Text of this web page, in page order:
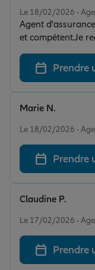
Retraite
Tous nos devis
Le 18/02/2026 -
Agent
et compétent.Je
Prendre
Le 18/02/2026 -
Marie N.
Prendre
Le 17/02/2026 -
Claudine P.
Prendre